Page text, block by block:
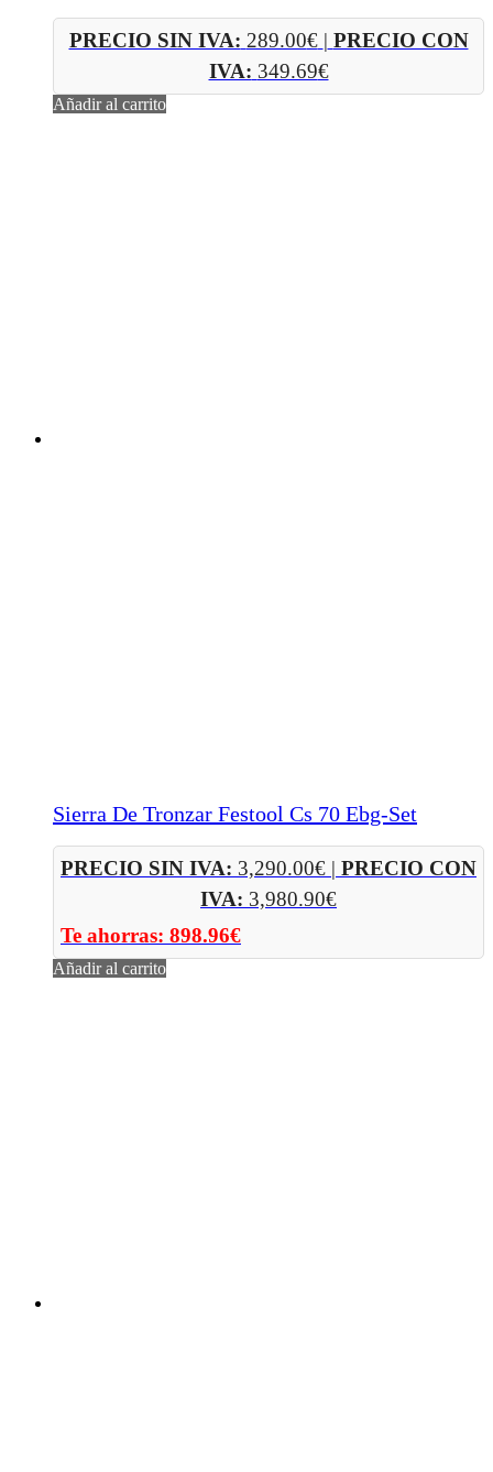
PRECIO SIN IVA: 289.00€ | PRECIO CON
IVA: 349.69€
Añadir al carrito
Sierra De Tronzar Festool Cs 70 Ebg-Set
PRECIO SIN IVA: 3,290.00€ | PRECIO CON
IVA: 3,980.90€
Te ahorras: 898.96€
Añadir al carrito